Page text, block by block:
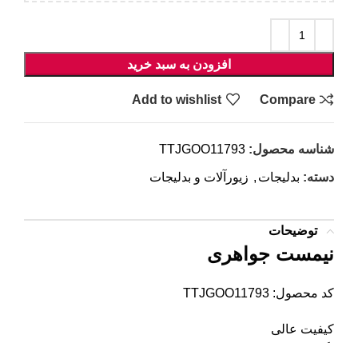
افزودن به سبد خرید
Compare
Add to wishlist
شناسه محصول: TTJGOO11793
دسته: بدلیجات , زیورآلات و بدلیجات
توضیحات
نیمست جواهری
کد محصول: TTJGOO11793
کیفیت عالی